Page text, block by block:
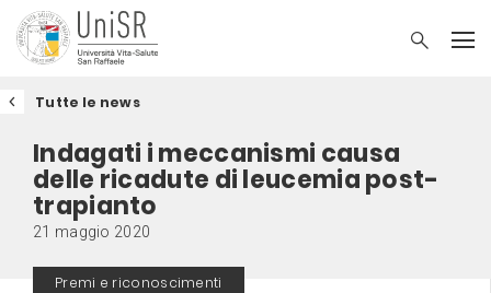
Tutte le news
Indagati i meccanismi causa
delle ricadute di leucemia post-
trapianto
21 maggio 2020
Premi e riconoscimenti